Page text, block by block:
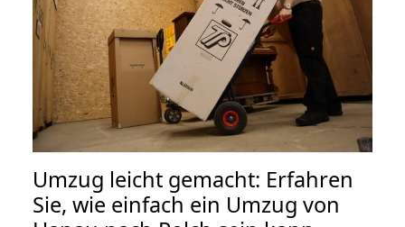
Umzug leicht gemacht: Erfahren
Sie, wie einfach ein Umzug von